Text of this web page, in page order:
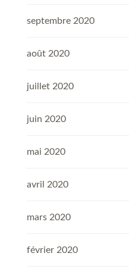
septembre 2020
août 2020
juillet 2020
juin 2020
mai 2020
avril 2020
mars 2020
février 2020